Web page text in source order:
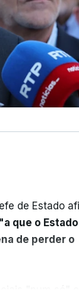
de Estado
que o Estado
de perder o